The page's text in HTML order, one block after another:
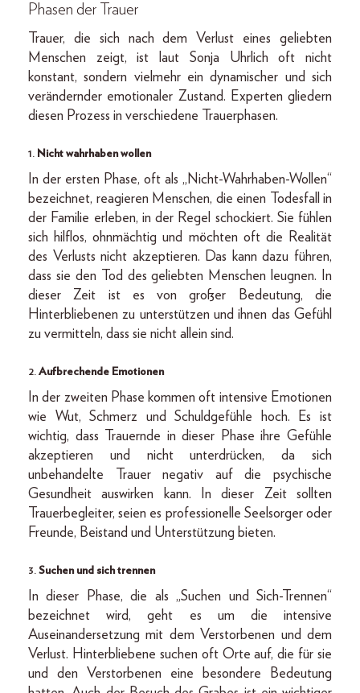
Phasen der Trauer
Trauer, die sich nach dem Verlust eines geliebten
Menschen zeigt, ist laut Sonja Uhrlich oft nicht
konstant, sondern vielmehr ein dynamischer und sich
verändernder emotionaler Zustand. Experten gliedern
diesen Prozess in verschiedene Trauerphasen.
1. Nicht wahrhaben wollen
In der ersten Phase, oft als „Nicht-Wahrhaben-Wollen“
bezeichnet, reagieren Menschen, die einen Todesfall in
der Familie erleben, in der Regel schockiert. Sie fühlen
sich hilflos, ohnmächtig und möchten oft die Realität
des Verlusts nicht akzeptieren. Das kann dazu führen,
dass sie den Tod des geliebten Menschen leugnen. In
dieser Zeit ist es von großer Bedeutung, die
Hinterbliebenen zu unterstützen und ihnen das Gefühl
zu vermitteln, dass sie nicht allein sind.
2. Aufbrechende Emotionen
In der zweiten Phase kommen oft intensive Emotionen
wie Wut, Schmerz und Schuldgefühle hoch. Es ist
wichtig, dass Trauernde in dieser Phase ihre Gefühle
akzeptieren und nicht unterdrücken, da sich
unbehandelte Trauer negativ auf die psychische
Gesundheit auswirken kann. In dieser Zeit sollten
Trauerbegleiter, seien es professionelle Seelsorger oder
Freunde, Beistand und Unterstützung bieten.
3. Suchen und sich trennen
In dieser Phase, die als „Suchen und Sich-Trennen“
bezeichnet wird, geht es um die intensive
Auseinandersetzung mit dem Verstorbenen und dem
Verlust. Hinterbliebene suchen oft Orte auf, die für sie
und den Verstorbenen eine besondere Bedeutung